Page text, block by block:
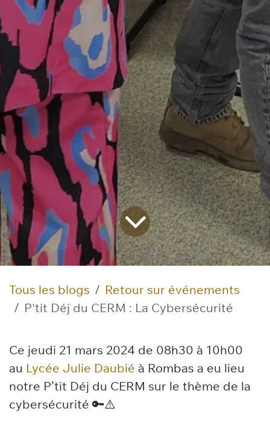
Tous les blogs
Retour sur événements
P'tit Déj du CERM : La Cybersécurité
Ce jeudi 21 mars 2024 de 08h30 à 10h00
au Lycée Julie Daubié à Rombas a eu lieu
notre P’tit Déj du CERM sur le thème de la
cybersécurité 🔑⚠️